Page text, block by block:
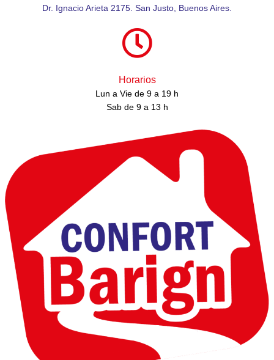
Dr. Ignacio Arieta 2175. San Justo, Buenos Aires.
Horarios
Lun a Vie de 9 a 19 h
Sab de 9 a 13 h